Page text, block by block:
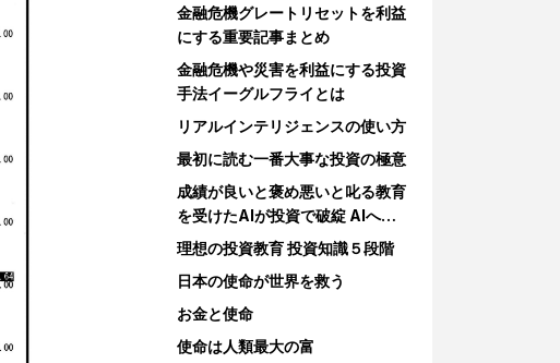
金融危機グレートリセットを利益
にする重要記事まとめ
金融危機や災害を利益にする投資
手法イーグルフライとは
リアルインテリジェンスの使い方
最初に読む一番大事な投資の極意
成績が良いと褒め悪いと叱る教育
を受けたAIが投資で破綻 AIへの
教育
理想の投資教育 投資知識５段階
日本の使命が世界を救う
お金と使命
使命は人類最大の富